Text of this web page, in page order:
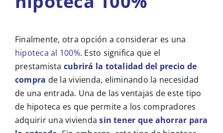
Finalmente, otra opción a considerar es una
hipoteca al 100%. Esto significa que el
prestamista cubrirá la totalidad del precio de
compra de la vivienda, eliminando la necesidad
de una entrada. Una de las ventajas de este tipo
de hipoteca es que permite a los compradores
adquirir una viviendasin tener que ahorrar para